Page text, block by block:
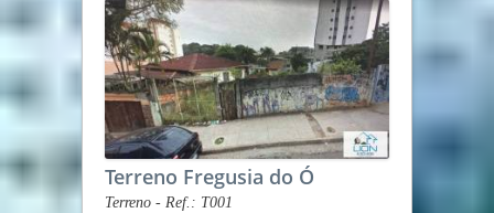
Terreno Fregusia do Ó
Terreno - Ref.: T001